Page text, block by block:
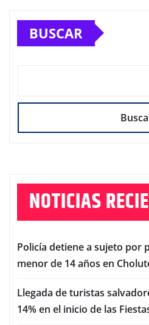
BUSCAR
NOTICIAS
Policía detiene a sujeto por
menor de 14 años en
Llegada de turistas
14% en el inicio de las